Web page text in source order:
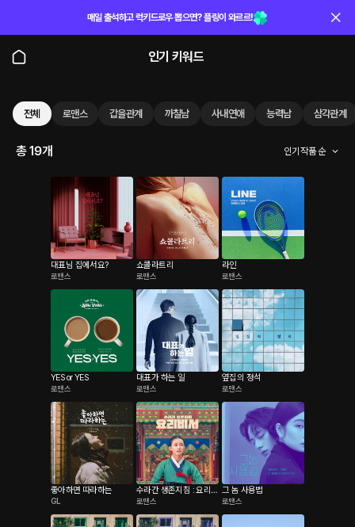
매일 출석하고 럭키드로우 뽑으면? 플링이 와르르!
인기 키워드
전체 로맨스 갑을관계 까칠남 사내연애 능력남 삼각관계
총 19개 인기 작품 순
대표님 집에서요?
로맨스
쇼콜라트리
로맨스
라인
로맨스
YES or YES
로맨스
대표가 하는 일
로맨스
옆집의 정석
로맨스
좋아하면 따라하는
GL
수라간 생존지침 : 요리비
서
로맨스
그 놈 사용법
로맨스